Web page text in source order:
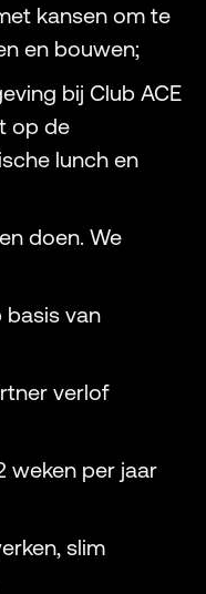
kansen om te
en bouwen;
bij Club ACE
op de
lunch en
doen. We
van
verlof
weken per jaar
slim